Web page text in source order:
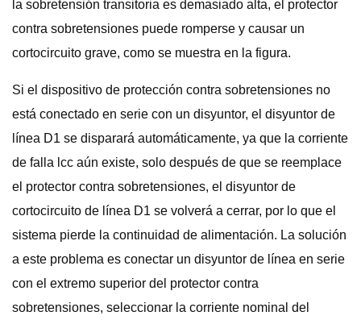
la sobretensión transitoria es demasiado alta, el protector
contra sobretensiones puede romperse y causar un
cortocircuito grave, como se muestra en la figura.
Si el dispositivo de protección contra sobretensiones no
está conectado en serie con un disyuntor, el disyuntor de
línea D1 se disparará automáticamente, ya que la corriente
de falla lcc aún existe, solo después de que se reemplace
el protector contra sobretensiones, el disyuntor de
cortocircuito de línea D1 se volverá a cerrar, por lo que el
sistema pierde la continuidad de alimentación. La solución
a este problema es conectar un disyuntor de línea en serie
con el extremo superior del protector contra
sobretensiones, seleccionar la corriente nominal del